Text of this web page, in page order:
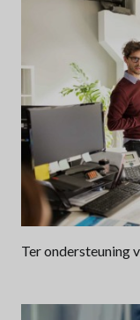
Ter ondersteuning